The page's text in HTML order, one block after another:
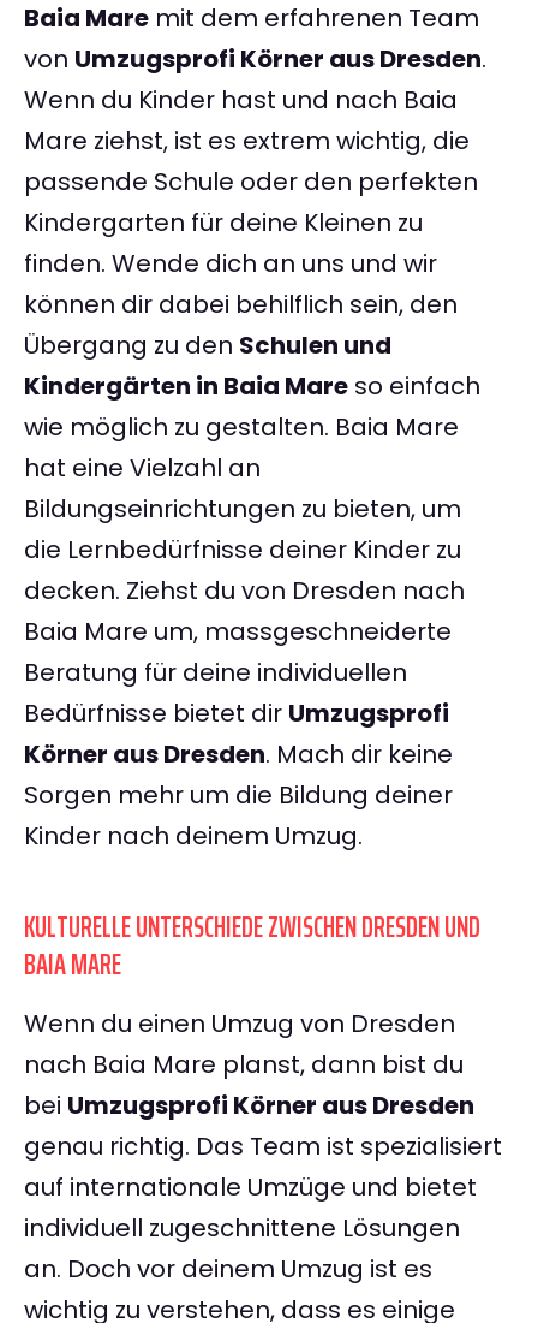
Baia Mare mit dem erfahrenen Team
von Umzugsprofi Körner aus Dresden.
Wenn du Kinder hast und nach Baia
Mare ziehst, ist es extrem wichtig, die
passende Schule oder den perfekten
Kindergarten für deine Kleinen zu
finden. Wende dich an uns und wir
können dir dabei behilflich sein, den
Übergang zu den Schulen und
Kindergärten in Baia Mare so einfach
wie möglich zu gestalten. Baia Mare
hat eine Vielzahl an
Bildungseinrichtungen zu bieten, um
die Lernbedürfnisse deiner Kinder zu
decken. Ziehst du von Dresden nach
Baia Mare um, massgeschneiderte
Beratung für deine individuellen
Bedürfnisse bietet dir Umzugsprofi
Körner aus Dresden. Mach dir keine
Sorgen mehr um die Bildung deiner
Kinder nach deinem Umzug.
KULTURELLE UNTERSCHIEDE ZWISCHEN DRESDEN UND
BAIA MARE
Wenn du einen Umzug von Dresden
nach Baia Mare planst, dann bist du
bei Umzugsprofi Körner aus Dresden
genau richtig. Das Team ist spezialisiert
auf internationale Umzüge und bietet
individuell zugeschnittene Lösungen
an. Doch vor deinem Umzug ist es
wichtig zu verstehen, dass es einige